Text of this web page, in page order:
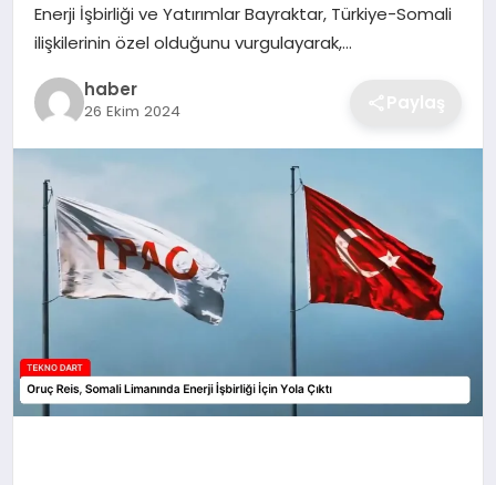
OTOMOBIL
TEKNOLOJI
Enerji İşbirliği ve Yatırımlar Bayraktar, Türkiye-Somali
ilişkilerinin özel olduğunu vurgulayarak,…
haber
26 Ekim 2024